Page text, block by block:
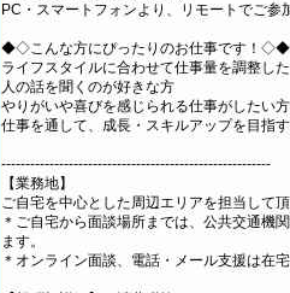
PC・スマートフォンより、リモートでご参
◆◇こんな方にぴったりのお仕事です！◇◆
ライフスタイルに合わせて仕事量を調整し
人の話を聞くのが好きな方
やりがいや喜びを感じられる仕事がしたい方
仕事を通して、成長・スキルアップを目指
--------------------------------------------------------
【業務地】
ご自宅を中心とした周辺エリアを担当して頂
＊ご自宅から面談場所までは、公共交通機
ます。
＊オンライン面談、電話・メール支援は在